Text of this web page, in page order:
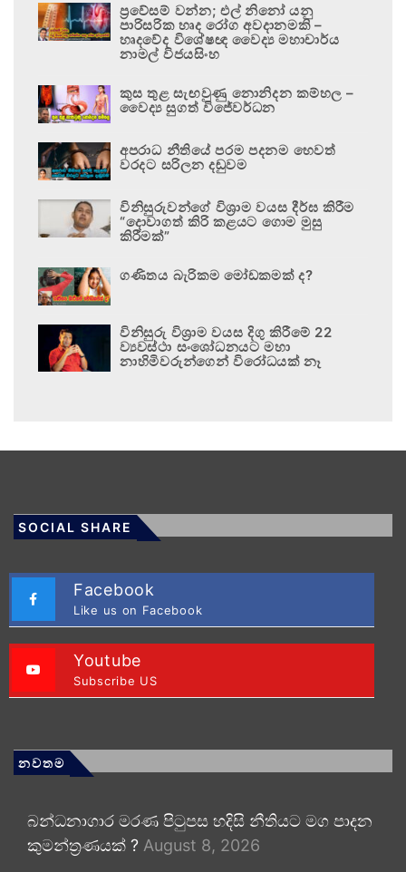
ප්‍රවේසම් වන්න; එල් නිනෝ යනු
පාරිසරික හෘද රෝග අවදානමකි –
හෘදවේද විශේෂඥ වෛද්‍ය මහාචාර්ය
නාමල් විජයසිංහ
කුස තුළ සැඟවුණු නොනිදන කම්හල –
වෛද්‍ය සුගත් විජේවර්ධන
අපරාධ නීතියේ පරම පදනම හෙවත්
වරදට සරිලන දඬුවම
විනිසුරුවන්ගේ විශ්‍රාම වයස දීර්ඝ කිරීම
“දොවාගත් කිරි කළයට ගොම මුසු
කිරීමක්”
ගණිතය බැරිකම මෝඩකමක් ද?
විනිසුරු විශ්‍රාම වයස දිගු කිරීමේ 22
ව්‍යවස්ථා සංශෝධනයට මහා
නාහිමිවරුන්ගෙන් විරෝධයක් නෑ
SOCIAL SHARE
Facebook
Like us on Facebook
Youtube
Subscribe US
නවතම
බන්ධනාගාර මරණ පිටුපස හදිසි නීතියට මග පාදන
කුමන්ත්‍රණයක් ? August 8, 2026